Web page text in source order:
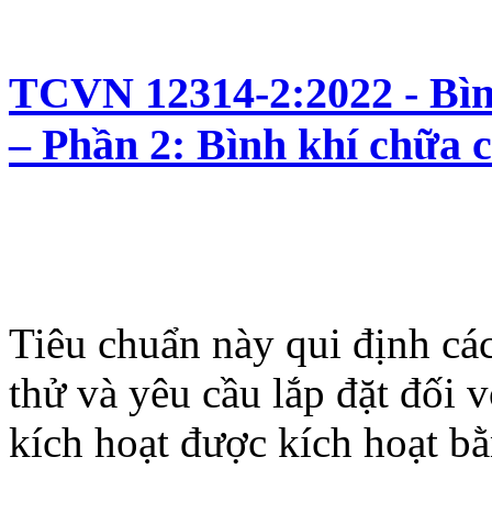
TCVN 12314-2:2022 -
– Phần 2: Bình khí chữa
Tiêu chuẩn này qui định
thử và yêu cầu lắp đặt đối
kích hoạt được kích hoạt